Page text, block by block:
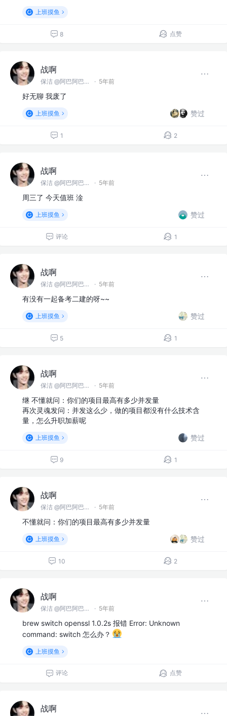
上班摸鱼
8 点赞
战啊
保洁 @阿巴阿巴没科技公司 · 5年前
好无聊 我废了
上班摸鱼 赞过
1 2
战啊
保洁 @阿巴阿巴没科技公司 · 5年前
周三了 今天值班 淦
上班摸鱼 赞过
评论 1
战啊
保洁 @阿巴阿巴没科技公司 · 5年前
有没有一起备考二建的呀~~
上班摸鱼 赞过
5 1
战啊
保洁 @阿巴阿巴没科技公司 · 5年前
继 不懂就问：你们的项目最高有多少并发量
再次灵魂发问：并发这么少，做的项目都没有什么技术含
量，怎么升职加薪呢
上班摸鱼 赞过
9 1
战啊
保洁 @阿巴阿巴没科技公司 · 5年前
不懂就问：你们的项目最高有多少并发量
上班摸鱼 赞过
10 2
战啊
保洁 @阿巴阿巴没科技公司 · 5年前
brew switch openssl 1.0.2s 报错 Error: Unknown
command: switch 怎么办？
上班摸鱼
评论 点赞
战啊